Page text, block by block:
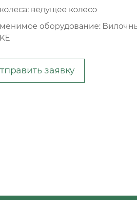
ведущее колесо
оборудование:
заявку